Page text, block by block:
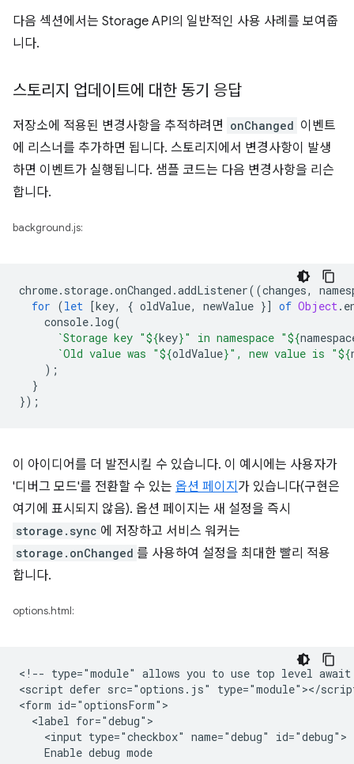
다음 섹션에서는 Storage API의 일반적인 사용 사례를 보여줍
니다.
스토리지 업데이트에 대한 동기 응답
저장소에 적용된 변경사항을 추적하려면 onChanged 이벤트
에 리스너를 추가하면 됩니다. 스토리지에서 변경사항이 발생
하면 이벤트가 실행됩니다. 샘플 코드는 다음 변경사항을 리슨
합니다.
background.js:
chrome. storage.onChanged .addListener((changes,
for (let [key, { oldValue, newValue }] of Object.
console. log(
`Storage key "${key}" in namespace "${
`Old value was "${oldValue}", new value is "${
);
}
});
이 아이디어를 더 발전시킬 수 있습니다. 이 예시에는 사용자가
'디버그 모드'를 전환할 수 있는 옵션 페이지 가 있습니다(구현은
여기에 표시되지 않음). 옵션 페이지는 새 설정을 즉시
storage.sync 에 저장하고 서비스 워커는
storage.onChanged 를 사용하여 설정을 최대한 빨리 적용
합니다.
options.html:
<!-- type="module" allows you to use top level
<script defer src="options.js" type="module"></
<form id="optionsForm">
  <label for="debug">
    <input type="checkbox" name="debug" id="debug">
    Enable debug mode